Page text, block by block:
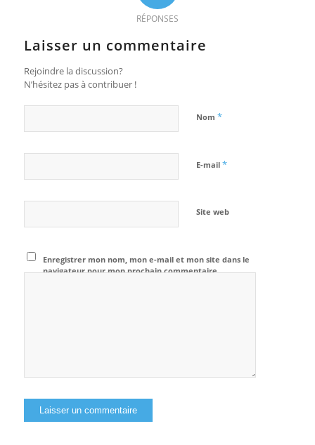
RÉPONSES
Laisser un commentaire
Rejoindre la discussion?
N’hésitez pas à contribuer !
Nom *
E-mail *
Site web
Enregistrer mon nom, mon e-mail et mon site dans le
navigateur pour mon prochain commentaire.